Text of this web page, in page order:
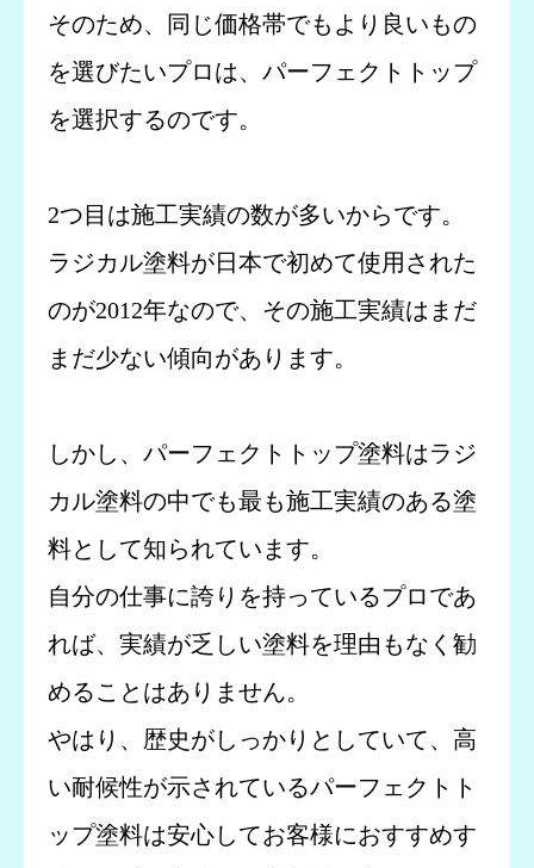
そのため、同じ価格帯でもより良いもの
を選びたいプロは、パーフェクトトップ
を選択するのです。
2つ目は施工実績の数が多いからです。
ラジカル塗料が日本で初めて使用された
のが2012年なので、その施工実績はまだ
まだ少ない傾向があります。
しかし、パーフェクトトップ塗料はラジ
カル塗料の中でも最も施工実績のある塗
料として知られています。
自分の仕事に誇りを持っているプロであ
れば、実績が乏しい塗料を理由もなく勧
めることはありません。
やはり、歴史がしっかりとしていて、高
い耐候性が示されているパーフェクトト
ップ塗料は安心してお客様におすすめす